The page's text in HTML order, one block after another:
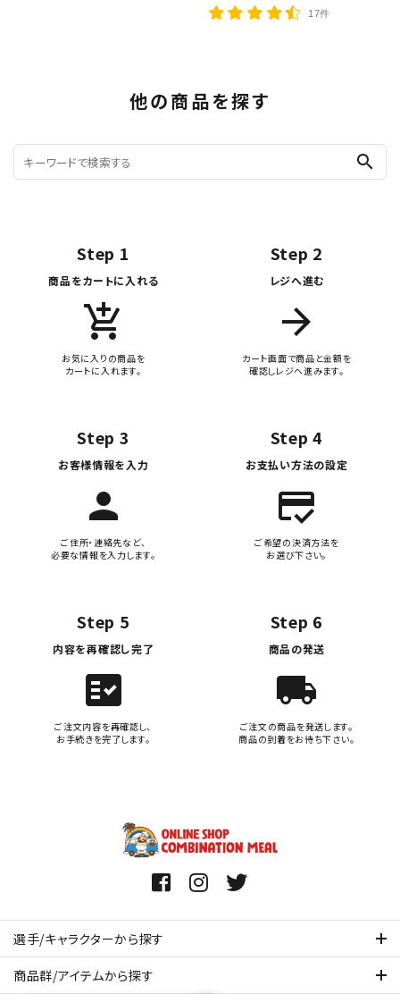
17件
他の商品を探す
search
Step 1
商品をカートに入れる
add_shopping_cart
お気に入りの商品を
カートに入れます。
Step 2
レジへ進む
arrow_forward
カート画面で商品と金額を
確認しレジへ進みます。
Step 3
お客様情報を入力
person
ご住所・連絡先など、
必要な情報を入力します。
Step 4
お支払い方法の設定
credit_score
ご希望の決済方法を
お選び下さい。
Step 5
内容を再確認し完了
fact_check
ご注文内容を再確認し、
お手続きを完了します。
Step 6
商品の発送
local_shipping
ご注文の商品を発送します。
商品の到着をお待ち下さい。
選手/キャラクターから探す
商品群/アイテムから探す